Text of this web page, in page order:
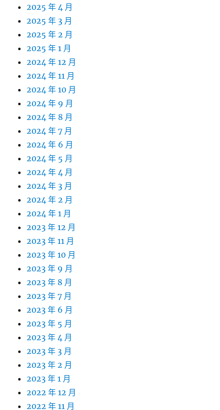
2025 年 4 月
2025 年 3 月
2025 年 2 月
2025 年 1 月
2024 年 12 月
2024 年 11 月
2024 年 10 月
2024 年 9 月
2024 年 8 月
2024 年 7 月
2024 年 6 月
2024 年 5 月
2024 年 4 月
2024 年 3 月
2024 年 2 月
2024 年 1 月
2023 年 12 月
2023 年 11 月
2023 年 10 月
2023 年 9 月
2023 年 8 月
2023 年 7 月
2023 年 6 月
2023 年 5 月
2023 年 4 月
2023 年 3 月
2023 年 2 月
2023 年 1 月
2022 年 12 月
2022 年 11 月